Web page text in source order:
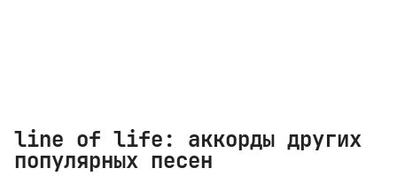
line of life: аккорды других
популярных песен